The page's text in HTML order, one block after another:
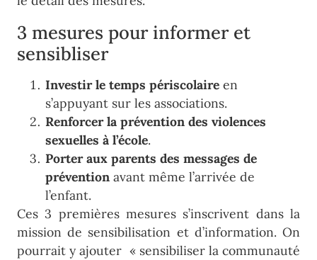
3 mesures pour informer et
sensibliser
Investir le temps périscolaire en
s’appuyant sur les associations.
Renforcer la prévention des violences
sexuelles à l’école.
Porter aux parents des messages de
prévention avant même l’arrivée de
l’enfant.
Ces 3 premières mesures s’inscrivent dans la
mission de sensibilisation et d’information. On
pourrait y ajouter « sensibiliser la communauté